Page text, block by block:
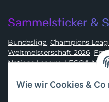
Sammelsticker &
Bundesliga, Champions
Weltmeisterschaft 2026,
Nations League, LEGO®
Wie wir Cookies & Co